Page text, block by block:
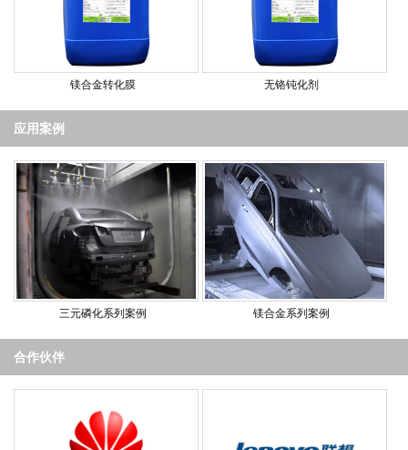
镁合金转化膜 无铬钝化剂
应用案例
三元磷化系列案例 镁合金系列案例
合作伙伴